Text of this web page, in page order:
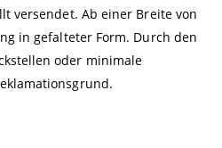
versendet. Ab einer Breite von
in gefalteter Form. Durch den
oder minimale